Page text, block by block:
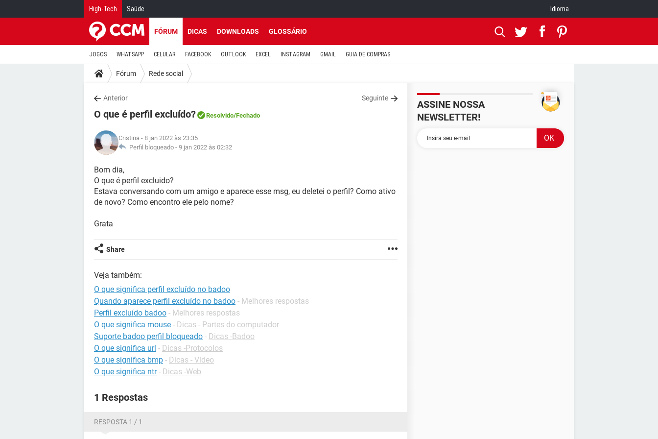
High-Tech Saúde Idioma
FÓRUM DICAS DOWNLOADS GLOSSÁRIO
JOGOS WHATSAPP CELULAR FACEBOOK OUTLOOK EXCEL INSTAGRAM GMAIL GUIA DE COMPRAS
Fórum Rede social
Anterior Seguinte
O que é perfil excluído? Resolvido/Fechado
Cristina - 8 jan 2022 às 23:35
Perfil bloqueado - 9 jan 2022 às 02:32
Bom dia,
O que é perfil excluido?
Estava conversando com um amigo e aparece esse msg, eu deletei o perfil? Como ativo
de novo? Como encontro ele pelo nome?
Grata
Share
Veja também:
O que significa perfil excluído no badoo
Quando aparece perfil excluído no badoo - Melhores respostas
Perfil excluído badoo - Melhores respostas
O que significa mouse - Dicas - Partes do computador
Suporte badoo perfil bloqueado - Dicas -Badoo
O que significa url - Dicas -Protocolos
O que significa bmp - Dicas - Vídeo
O que significa ntr - Dicas -Web
1 Respostas
RESPOSTA 1 / 1
ASSINE NOSSA
NEWSLETTER!